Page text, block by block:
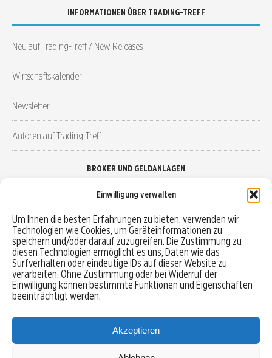
Einwilligung verwalten
Um Ihnen die besten Erfahrungen zu bieten, verwenden wir
Technologien wie Cookies, um Geräteinformationen zu
speichern und/oder darauf zuzugreifen. Die Zustimmung zu
diesen Technologien ermöglicht es uns, Daten wie das
Surfverhalten oder eindeutige IDs auf dieser Website zu
verarbeiten. Ohne Zustimmung oder bei Widerruf der
Einwilligung können bestimmte Funktionen und Eigenschaften
beeinträchtigt werden.
Akzeptieren
INFORMATIONEN ÜBER TRADING-TREFF
Neu auf Trading-Treff / New Releases
Wirtschaftskalender
Newsletter
Autoren auf Trading-Treff
BROKER UND GELDANLAGEN
Robo-Advisor vergleichen
Depotvergleich
Festgeld vergleichen
Tagesgeld vergleichen